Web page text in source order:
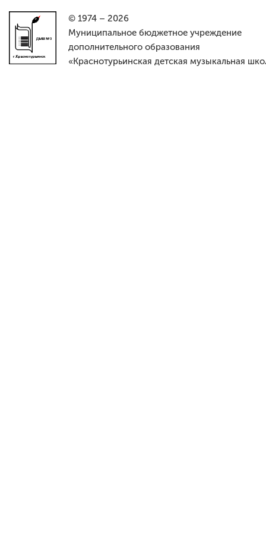
© 1974 – 2026
Муниципальное бюджетное учреждение
дополнительного образования
«Краснотурьинская детская музыкальная